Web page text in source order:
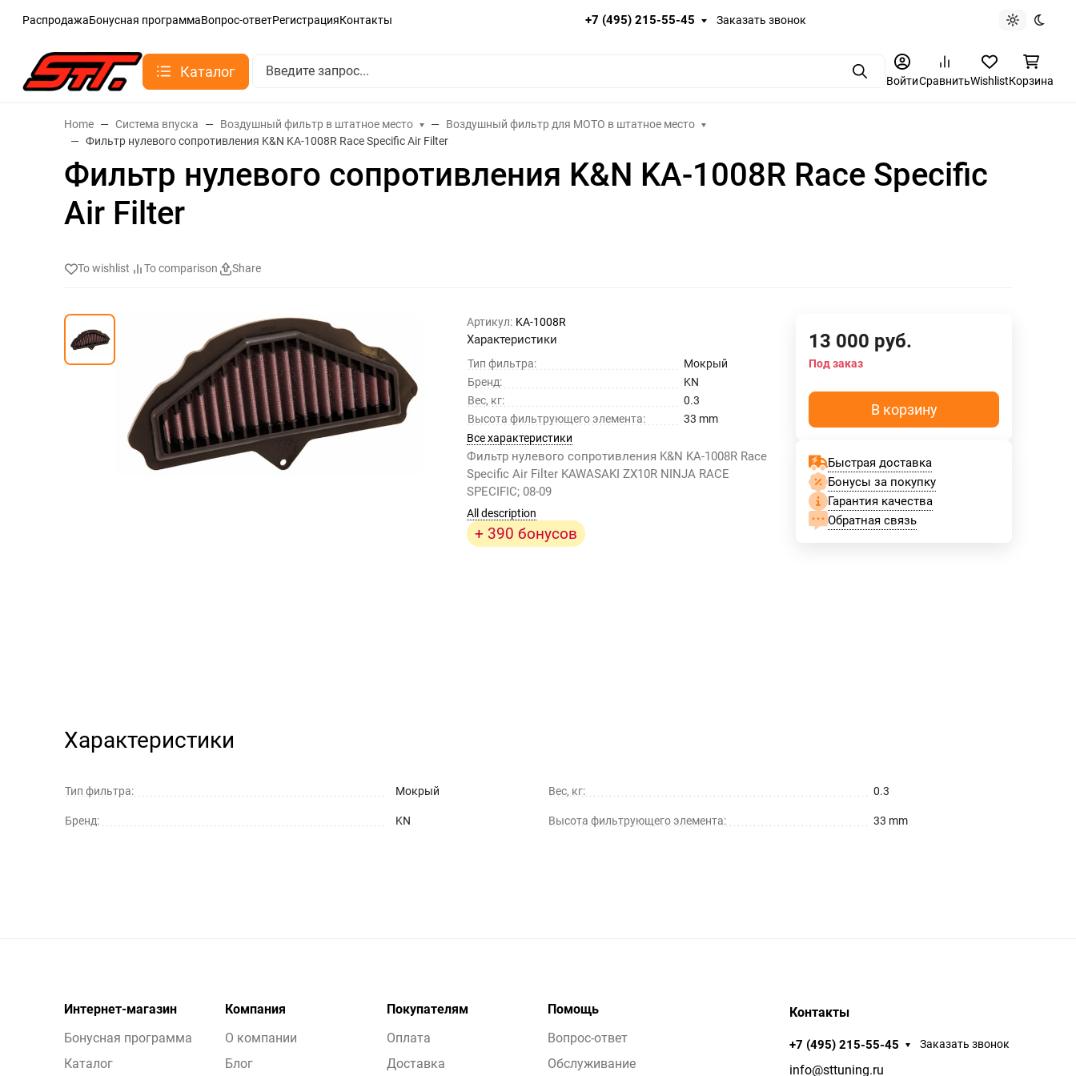
РаспродажаБонусная программаВопрос-ответРегистрацияКонтакты +7 (495) 215-55-45 Заказать звонок
Light theme
Dark
Каталог ПоискВойтиСравнитьWishlistКорзина
Home Система впуска Воздушный фильтр в штатное место
Воздушный фильтр для МОТО в штатное место
Фильтр нулевого сопротивления K&N KA-1008R Race Specific Air Filter
Фильтр нулевого сопротивления K&N KA-1008R Race Specific
Air Filter
To wishlist To comparison Share
Артикул: KA-1008R
Характеристики
Тип фильтра:
Мокрый
Бренд:
KN
Вес, кг:
0.3
Высота фильтрующего элемента:
33 mm
Все характеристики
Фильтр нулевого сопротивления K&N KA-1008R Race
Specific Air Filter KAWASAKI ZX10R NINJA RACE
SPECIFIC; 08-09
All description
+ 390 бонусов
13 000 руб.
Под заказ
В корзину
Быстрая доставка
Бонусы за покупку
Гарантия качества
Обратная связь
Характеристики
Тип фильтра: Мокрый
Бренд: KN
Вес, кг: 0.3
Высота фильтрующего элемента: 33 mm
Интернет-магазин
Бонусная программа
Каталог
Компания
О компании
Блог
Покупателям
Оплата
Доставка
Помощь
Вопрос-ответ
Обслуживание
Контакты
+7 (495) 215-55-45 Заказать звонок
info@sttuning.ru